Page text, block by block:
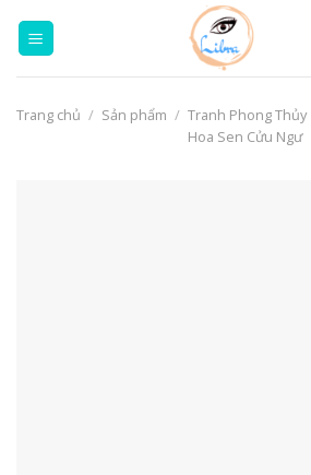
Trang chủ / Sản phẩm / Tranh Phong Thủy
Hoa Sen Cửu Ngư